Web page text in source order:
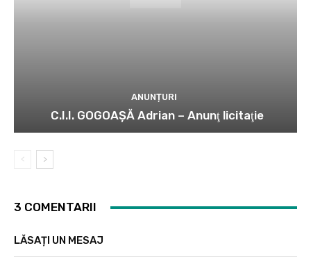
ANUNȚURI
C.I.I. GOGOAŞĂ Adrian – Anunţ licitaţie
3 COMENTARII
LĂSAȚI UN MESAJ